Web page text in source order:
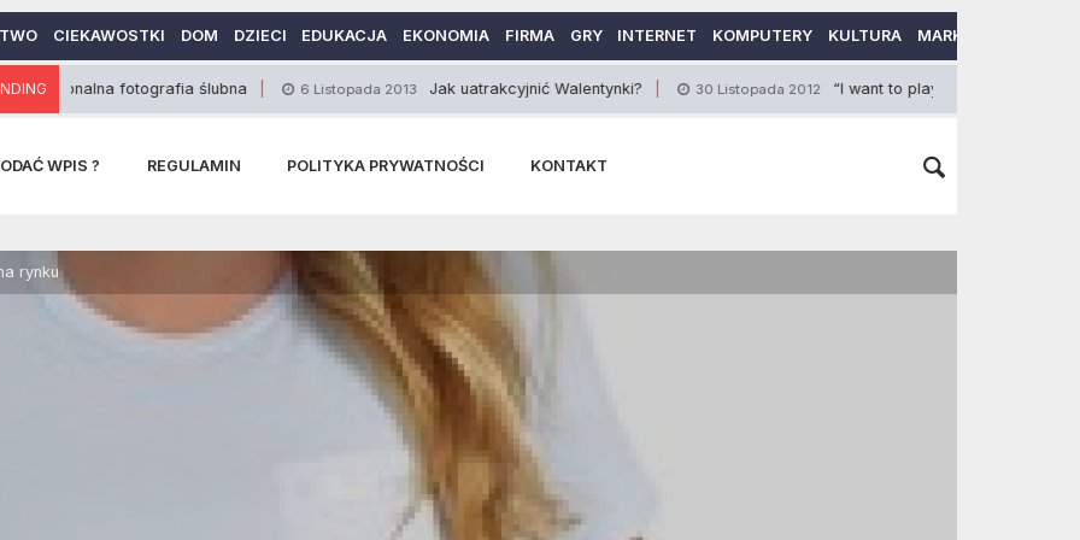
CIEKAWOSTKI DOM DZIECI EDUKACJA EKONOMIA FIRMA GRY INTERNET KOMPUTERY KULTURA MARKETING
fotografia ślubna 6 Listopada 2013 Jak uatrakcyjnić Walentynki? 30 Listopada 2012 “I want to play a game”.
WPIS ? REGULAMIN POLITYKA PRYWATNOŚCI KONTAKT
rynku